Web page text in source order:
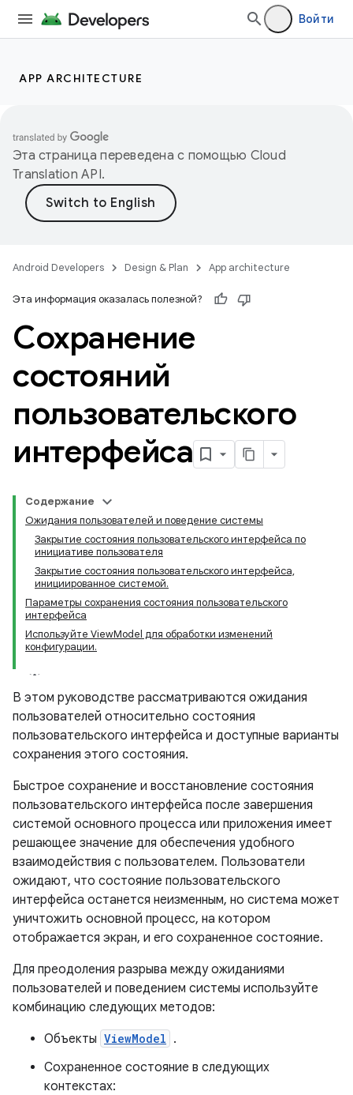
Войти
APP ARCHITECTURE
Эта страница переведена с помощью Cloud
Translation API.
Android Developers Design & Plan App architecture
Эта информация оказалась полезной?
Сохранение
состояний
пользовательского
интерфейса
Содержание
Ожидания пользователей и поведение системы
Закрытие состояния пользовательского интерфейса по
инициативе пользователя
Закрытие состояния пользовательского интерфейса,
инициированное системой.
Параметры сохранения состояния пользовательского
интерфейса
Используйте ViewModel для обработки изменений
конфигурации.
В этом руководстве рассматриваются ожидания
пользователей относительно состояния
пользовательского интерфейса и доступные варианты
сохранения этого состояния.
Быстрое сохранение и восстановление состояния
пользовательского интерфейса после завершения
системой основного процесса или приложения имеет
решающее значение для обеспечения удобного
взаимодействия с пользователем. Пользователи
ожидают, что состояние пользовательского
интерфейса останется неизменным, но система может
уничтожить основной процесс, на котором
отображается экран, и его сохраненное состояние.
Для преодоления разрыва между ожиданиями
пользователей и поведением системы используйте
комбинацию следующих методов:
Объекты ViewModel .
Сохраненное состояние в следующих
контекстах: